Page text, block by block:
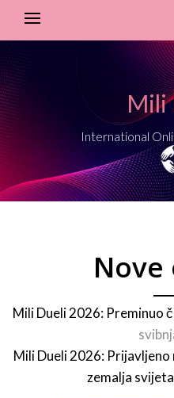
Mili
International
Nove
Mili Dueli 2026: Preminuo
Mili Dueli 2026:
zemalja